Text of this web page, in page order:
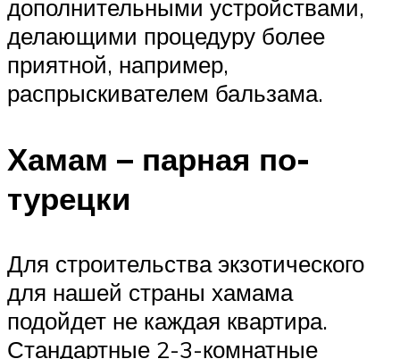
дополнительными устройствами,
делающими процедуру более
приятной, например,
распрыскивателем бальзама.
Хамам – парная по-
турецки
Для строительства экзотического
для нашей страны хамама
подойдет не каждая квартира.
Стандартные 2-3-комнатные